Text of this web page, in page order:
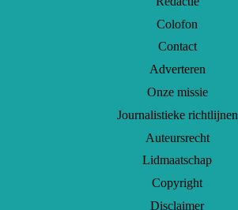
Colofon
Contact
Adverteren
Onze missie
Journalistieke richtlijnen
Auteursrecht
Lidmaatschap
Copyright
Disclaimer